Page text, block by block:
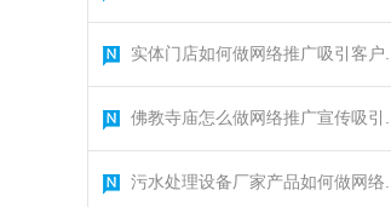
实体门店如何做网络推广吸引客户...
佛教寺庙怎么做网络推广宣传吸引...
污水处理设备厂家产品如何做网络...